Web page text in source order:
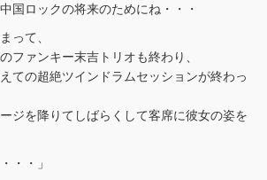
国ロックの将来のためにね・・・
って、
ファンキー末吉トリオも終わり、
ての超絶ツインドラムセッションが終わっ
ジを降りてしばらくして客席に彼女の姿を
・・」